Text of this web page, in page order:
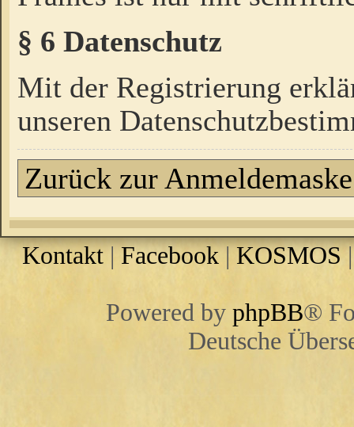
§ 6 Datenschutz
Mit der Registrierung
unseren
Zurück zur Anmeldemaske
Kontakt|Facebook|KOSMOS
Powered by phpBB®
Deutsche